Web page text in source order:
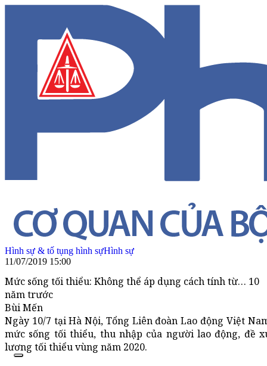
Hình sự & tố tụng hình sựHình sự
11/07/2019 15:00
Mức sống tối thiểu: Không thể áp dụng cách tính từ… 10
năm trước
Bùi Mến
Ngày 10/7 tại Hà Nội, Tổng Liên đoàn Lao động Việt
mức sống tối thiểu, thu nhập của người lao động, đề
lương tối thiểu vùng năm 2020.